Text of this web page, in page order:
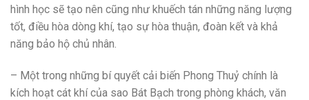
hình học sẽ tạo nên cũng như khuếch tán những năng lượng
tốt, điều hòa dòng khí, tạo sự hòa thuận, đoàn kết và khả
năng bảo hộ chủ nhân.
– Một trong những bí quyết cải biến Phong Thuỷ chính là
kích hoạt cát khí của sao Bát Bạch trong phòng khách, văn